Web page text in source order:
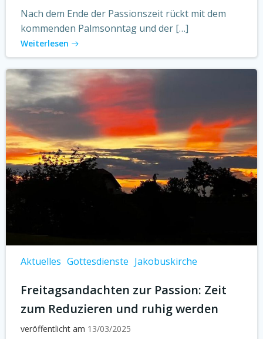
Nach dem Ende der Passionszeit rückt mit dem
kommenden Palmsonntag und der […]
Weiterlesen
Aktuelles Gottesdienste Jakobuskirche
Freitagsandachten zur Passion: Zeit
zum Reduzieren und ruhig werden
veröffentlicht am 13/03/2025